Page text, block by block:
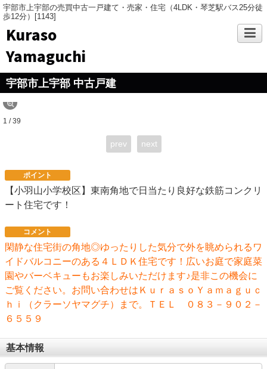
宇部市上宇部の売買中古一戸建て・売家・住宅（4LDK・琴芝駅バス25分徒
歩12分）[1143]
Kuraso
Yamaguchi
宇部市上宇部 中古戸建
1 / 39
prev next
ポイント
【小羽山小学校区】東南角地で日当たり良好な鉄筋コンクリ
ート住宅です！
コメント
閑静な住宅街の角地◎ゆったりした気分で外を眺められるワ
イドバルコニーのある４ＬＤＫ住宅です！広いお庭で家庭菜
園やバーベキューもお楽しみいただけます♪是非この機会に
ご覧ください。お問い合わせはＫｕｒａｓｏＹａｍａｇｕｃ
ｈｉ（クラーソヤマグチ）まで。ＴＥＬ ０８３－９０２－
６５５９
基本情報